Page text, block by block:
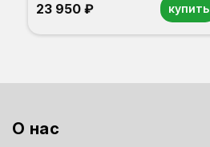
23 950 ₽ купить
О нас